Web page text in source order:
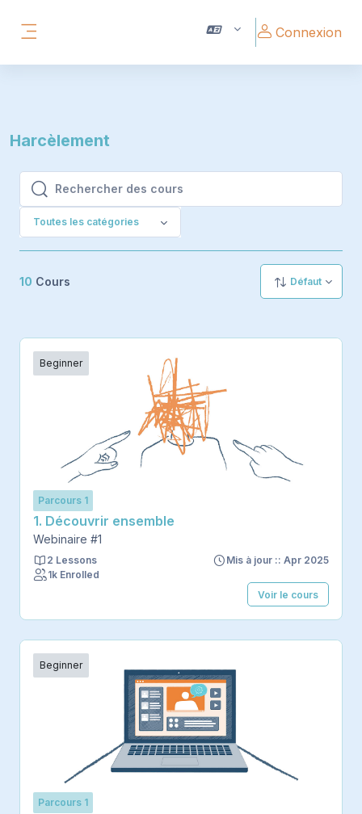
Connexion
Harcèlement
Rechercher des cours
Rechercher des cours
Toutes les catégories
10 Cours Défaut
Beginner
Parcours 1
1. Découvrir ensemble
Webinaire #1
2 Lessons
Mis à jour :: Apr 2025
1k Enrolled
Voir le cours
Beginner
Parcours 1